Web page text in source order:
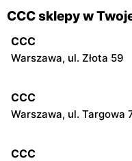
CCC sklepy w
CCC
Warszawa, ul. Złota 59
CCC
Warszawa, ul. Targowa
CCC